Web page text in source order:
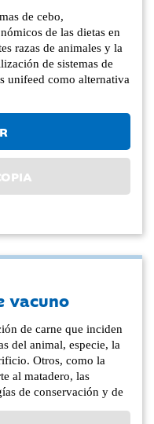
de cebo,
de las dietas en
razas de animales y la
de sistemas de
unifeed como alternativa
vacuno
de carne que inciden
del animal, especie, la
Otros, como la
al matadero, las
de conservación y de